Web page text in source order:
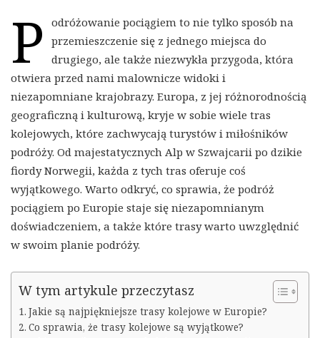
P
odróżowanie pociągiem to nie tylko sposób na
przemieszczenie się z jednego miejsca do
drugiego, ale także niezwykła przygoda, która
otwiera przed nami malownicze widoki i
niezapomniane krajobrazy. Europa, z jej różnorodnością
geograficzną i kulturową, kryje w sobie wiele tras
kolejowych, które zachwycają turystów i miłośników
podróży. Od majestatycznych Alp w Szwajcarii po dzikie
fiordy Norwegii, każda z tych tras oferuje coś
wyjątkowego. Warto odkryć, co sprawia, że podróż
pociągiem po Europie staje się niezapomnianym
doświadczeniem, a także które trasy warto uwzględnić
w swoim planie podróży.
W tym artykule przeczytasz
Jakie są najpiękniejsze trasy kolejowe w Europie?
Co sprawia, że trasy kolejowe są wyjątkowe?